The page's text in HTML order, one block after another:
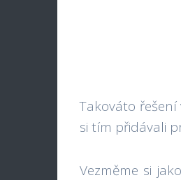
Takováto
si tím přidávali
Vezměme si